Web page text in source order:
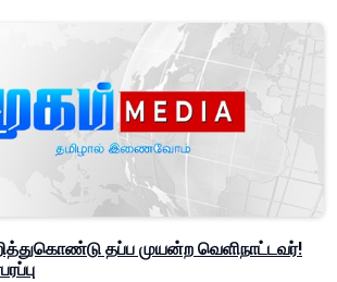
தப்ப முயன்ற வெளிநாட்டவர்!